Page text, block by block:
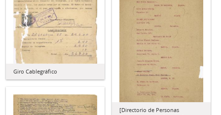
Giro Cablegráfico
[Directorio de Personas